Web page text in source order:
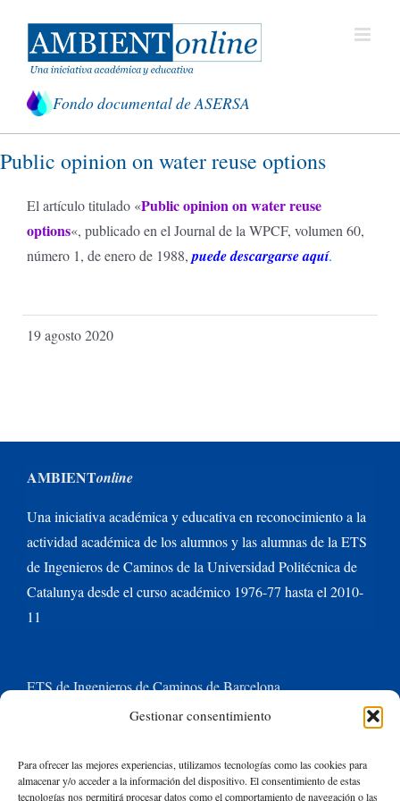
Gestionar consentimiento
Para ofrecer las mejores experiencias, utilizamos tecnologías como las cookies para
almacenar y/o acceder a la información del dispositivo. El consentimiento de estas
tecnologías nos permitirá procesar datos como el comportamiento de navegación o las
contenido
Fondo documental de ASERSA
Public opinion on water reuse options
El artículo titulado «Public opinion on water reuse
options«, publicado en el Journal de la WPCF, volumen 60,
número 1, de enero de 1988, puede descargarse aquí.
19 agosto 2020
AMBIENTonline
Una iniciativa académica y educativa en reconocimiento a la
actividad académica de los alumnos y las alumnas de la ETS
de Ingenieros de Caminos de la Universidad Politécnica de
Catalunya desde el curso académico 1976-77 hasta el 2010-
11
ETS de Ingenieros de Caminos de Barcelona
Universitat Politècnica de Catalunya BarcelonaTech
Contacte con nosotros